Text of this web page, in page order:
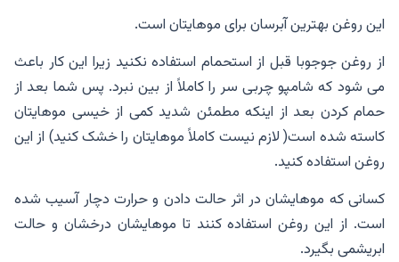
این روغن بهترین آبرسان برای موهایتان است.
از روغن جوجوبا قبل از استحمام استفاده نکنید زیرا این کار باعث
می شود که شامپو چربی سر را کاملاً از بین نبرد. پس شما بعد از
حمام کردن بعد از اینکه مطمئن شدید کمی از خیسی موهایتان
کاسته شده است( لازم نیست کاملاً موهایتان را خشک کنید) از این
روغن استفاده کنید‌.
کسانی که موهایشان در اثر حالت دادن و حرارت دچار آسیب شده
است. از این روغن استفاده کنند تا موهایشان درخشان و حالت
ابریشمی بگیرد‌.